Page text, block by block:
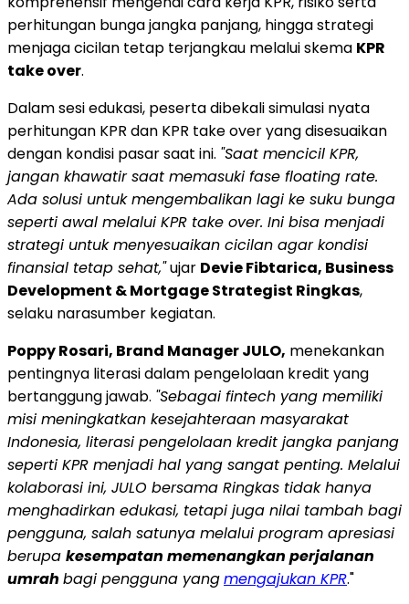
perhitungan bunga jangka panjang, hingga strategi
menjaga cicilan tetap terjangkau melalui skema KPR
take over.
Dalam sesi edukasi, peserta dibekali simulasi nyata
perhitungan KPR dan KPR take over yang disesuaikan
dengan kondisi pasar saat ini. "Saat mencicil KPR,
jangan khawatir saat memasuki fase floating rate.
Ada solusi untuk mengembalikan lagi ke suku bunga
seperti awal melalui KPR take over. Ini bisa menjadi
strategi untuk menyesuaikan cicilan agar kondisi
finansial tetap sehat,"ujar Devie Fibtarica, Business
Development & Mortgage Strategist Ringkas,
selaku narasumber kegiatan.
Poppy Rosari, Brand Manager JULO, menekankan
pentingnya literasi dalam pengelolaan kredit yang
bertanggung jawab. "Sebagai fintech yang memiliki
misi meningkatkan kesejahteraan masyarakat
Indonesia, literasi pengelolaan kredit jangka panjang
seperti KPR menjadi hal yang sangat penting. Melalui
kolaborasi ini, JULO bersama Ringkas tidak hanya
menghadirkan edukasi, tetapi juga nilai tambah bagi
pengguna, salah satunya melalui program apresiasi
berupa kesempatan memenangkan perjalanan
umrah bagi pengguna yangmengajukan KPR."